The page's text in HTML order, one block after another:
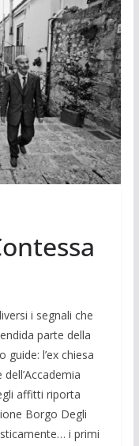
i segnali che
parte della
l’ex chiesa
affitti riporta
Borgo Degli
i primi